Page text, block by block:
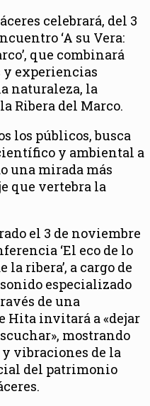
celebrará, del 3
‘A su Vera:
que combinará
y experiencias
naturaleza, la
Ribera del Marco.
los públicos, busca
y ambiental a
una mirada más
que vertebra la
el 3 de noviembre
‘El eco de lo
ribera’, a cargo de
especializado
de una
Hita invitará a «dejar
mostrando
vibraciones de la
del patrimonio